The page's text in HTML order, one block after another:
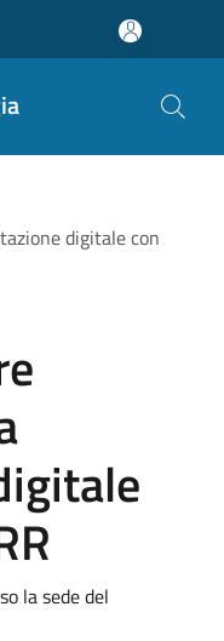
digitale con
la sede del